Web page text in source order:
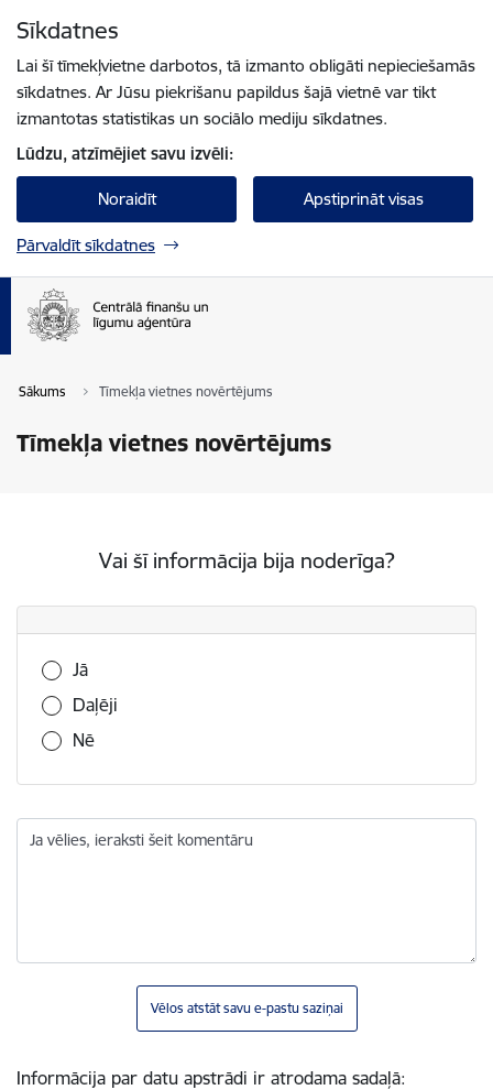
Sīkdatnes
Lai šī tīmekļvietne darbotos, tā izmanto obligāti nepieciešamās
sīkdatnes. Ar Jūsu piekrišanu papildus šajā vietnē var tikt
izmantotas statistikas un sociālo mediju sīkdatnes.
Lūdzu, atzīmējiet savu izvēli:
Noraidīt Apstiprināt visas
Pārvaldīt sīkdatnes
Sākums Tīmekļa vietnes novērtējums
Tīmekļa vietnes novērtējums
Vai šī informācija bija noderīga?
Vai šī informācija bija noderīga?
Jā
Daļēji
Nē
Ja vēlies, ieraksti šeit komentāru
Vēlos atstāt savu e-pastu saziņai
Informācija par datu apstrādi ir atrodama sadaļā: